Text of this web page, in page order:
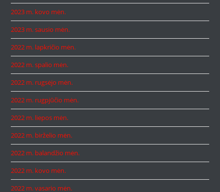
2023 m. kovo mėn.
2023 m. sausio mėn.
2022 m. lapkričio mėn.
2022 m. spalio mėn.
2022 m. rugsėjo mėn.
2022 m. rugpjūčio mėn.
2022 m. liepos mėn.
2022 m. birželio mėn.
2022 m. balandžio mėn.
2022 m. kovo mėn.
2022 m. vasario mėn.